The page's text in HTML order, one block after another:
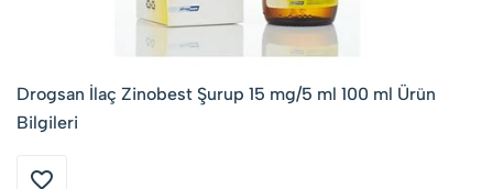
Drogsan İlaç Zinobest Şurup 15 mg/5 ml 100 ml Ürün
Bilgileri